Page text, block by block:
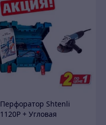
Перфоратор Shtenli
1120P + Угловая